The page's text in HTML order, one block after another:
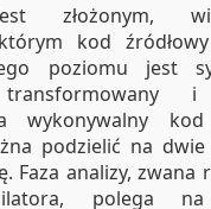
złożonym,
kod
poziomu jest
transformowany i
wykonywalny kod
podzielić na dwie
Faza analizy,
polega na